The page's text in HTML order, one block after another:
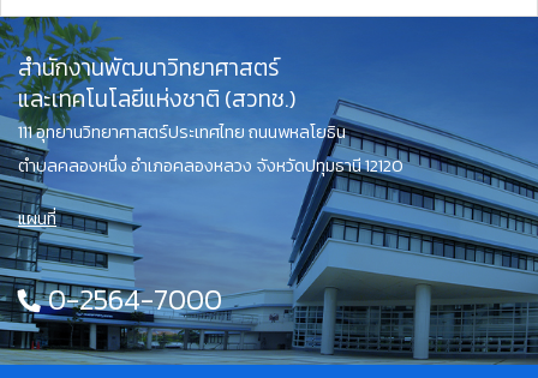
สำนักงานพัฒนาวิทยาศาสตร์
และเทคโนโลยีแห่งชาติ (สวทช.)
111 อุทยานวิทยาศาสตร์ประเทศไทย ถนนพหลโยธิน
ตำบลคลองหนึ่ง อำเภอคลองหลวง จังหวัดปทุมธานี 12120
แผนที่
0-2564-7000